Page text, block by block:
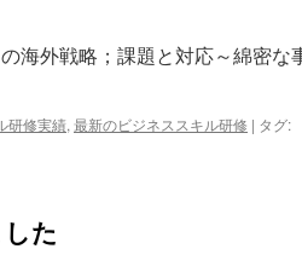
海外戦略；課題と対応～綿密な
研修実績, 最新のビジネススキル研修 | タグ:
た